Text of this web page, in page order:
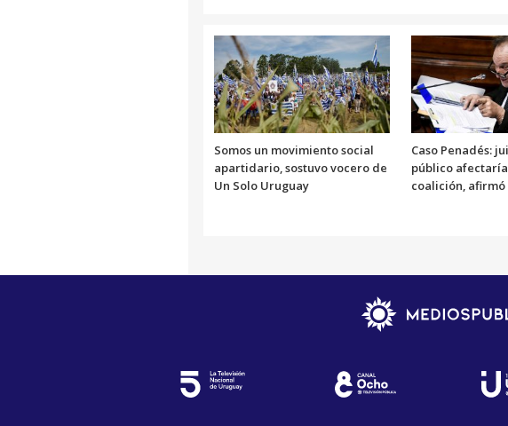
Somos un movimiento social
apartidario, sostuvo vocero de
Un Solo Uruguay
Caso Penadés:
público
coalición, afirmó